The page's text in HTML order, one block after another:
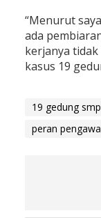
“Menurut
ada
kerjanya
kasus 19
19 gedung
peran